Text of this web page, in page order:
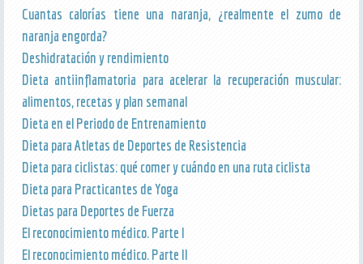
Cuantas calorías tiene una naranja, ¿realmente el zumo de
naranja engorda?
Deshidratación y rendimiento
Dieta antiinflamatoria para acelerar la recuperación muscular:
alimentos, recetas y plan semanal
Dieta en el Periodo de Entrenamiento
Dieta para Atletas de Deportes de Resistencia
Dieta para ciclistas: qué comer y cuándo en una ruta ciclista
Dieta para Practicantes de Yoga
Dietas para Deportes de Fuerza
El reconocimiento médico. Parte I
El reconocimiento médico. Parte II